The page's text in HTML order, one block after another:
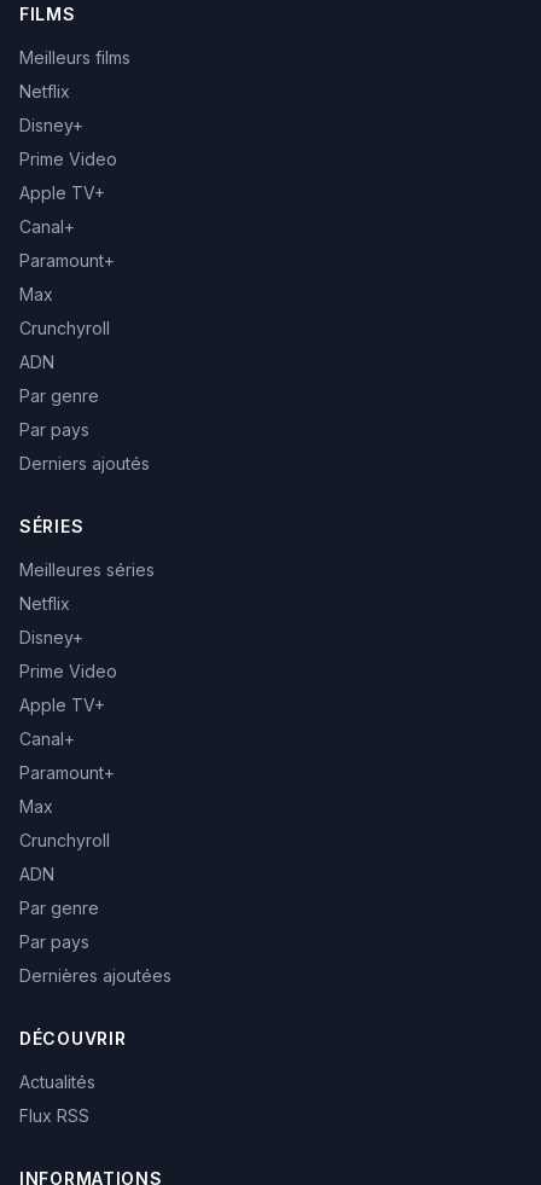
FILMS
Meilleurs films
Netflix
Disney+
Prime Video
Apple TV+
Canal+
Paramount+
Max
Crunchyroll
ADN
Par genre
Par pays
Derniers ajoutés
SÉRIES
Meilleures séries
Netflix
Disney+
Prime Video
Apple TV+
Canal+
Paramount+
Max
Crunchyroll
ADN
Par genre
Par pays
Dernières ajoutées
DÉCOUVRIR
Actualités
Flux RSS
INFORMATIONS